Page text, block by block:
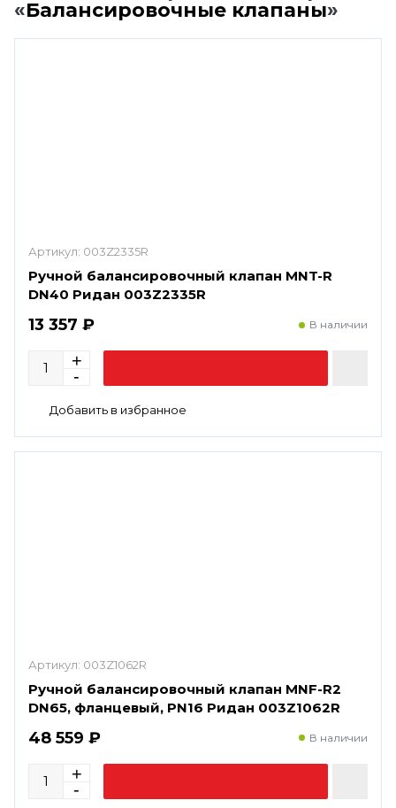
«Балансировочные клапаны»
Артикул: 003Z2335R
Ручной балансировочный клапан MNT-R
DN40 Ридан 003Z2335R
13 357 ₽ В наличии
Артикул: 003Z1062R
Ручной балансировочный клапан MNF-R2
DN65, фланцевый, PN16 Ридан 003Z1062R
48 559 ₽ В наличии